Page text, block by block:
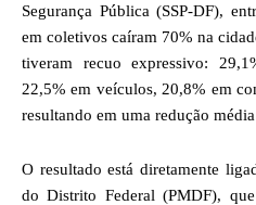
Segurança Pública (SSP-DF),
em coletivos caíram 70% na
tiveram recuo expressivo:
22,5% em veículos, 20,8% em
resultando em uma redução
O resultado está diretamente
do Distrito Federal (PMDF),